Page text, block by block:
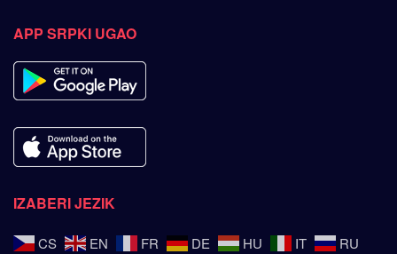
APP SRPKI UGAO
IZABERI JEZIK
CS EN FR DE HU IT RU